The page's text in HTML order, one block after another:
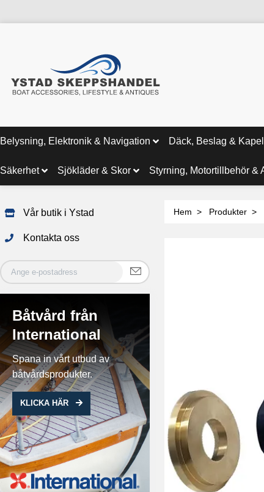
Belysning, Elektronik & Navigation Däck, Beslag & Kapell
Säkerhet Sjökläder & Skor Styrning, Motortillbehör &
Vår butik i Ystad
Kontakta oss
Båtvård från
International
Spana in vårt utbud av
båtvårdsprodukter.
KLICKA HÄR
Hem Produkter